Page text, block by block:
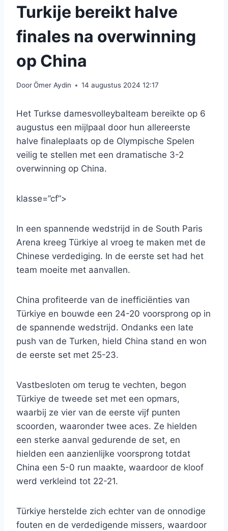
Turkije bereikt halve
finales na overwinning
op China
DoorÖmer Aydin 14 augustus 2024 12:17
Het Turkse damesvolleybalteam bereikte op 6
augustus een mijlpaal door hun allereerste
halve finaleplaats op de Olympische Spelen
veilig te stellen met een dramatische 3-2
overwinning op China.
klasse=”cf”>
In een spannende wedstrijd in de South Paris
Arena kreeg Türkiye al vroeg te maken met de
Chinese verdediging. In de eerste set had het
team moeite met aanvallen.
China profiteerde van de inefficiënties van
Türkiye en bouwde een 24-20 voorsprong op in
de spannende wedstrijd. Ondanks een late
push van de Turken, hield China stand en won
de eerste set met 25-23.
Vastbesloten om terug te vechten, begon
Türkiye de tweede set met een opmars,
waarbij ze vier van de eerste vijf punten
scoorden, waaronder twee aces. Ze hielden
een sterke aanval gedurende de set, en
hielden een aanzienlijke voorsprong totdat
China een 5-0 run maakte, waardoor de kloof
werd verkleind tot 22-21.
Türkiye herstelde zich echter van de onnodige
fouten en de verdedigende missers, waardoor